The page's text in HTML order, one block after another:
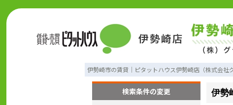
伊勢崎市の賃貸｜ピタットハウス伊勢崎店（株式会社
伊勢
検索条件の変更